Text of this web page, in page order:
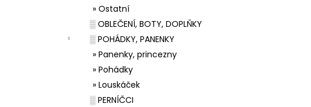
» Ostatní
░ OBLEČENÍ, BOTY, DOPLŇKY
░ POHÁDKY, PANENKY
» Panenky, princezny
» Pohádky
» Louskáček
░ PERNÍČCI